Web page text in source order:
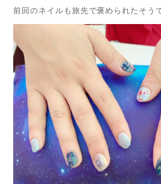
前回のネイルも旅先で褒められたそう